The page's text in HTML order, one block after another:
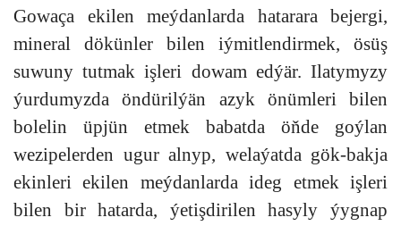
Gowaça ekilen meýdanlarda hatarara bejergi,
mineral dökünler bilen iýmitlendirmek, ösüş
suwuny tutmak işleri dowam edýär. Ilatymyzy
ýurdumyzda öndürilýän azyk önümleri bilen
bolelin üpjün etmek babatda öňde goýlan
wezipelerden ugur alnyp, welaýatda gök-bakja
ekinleri ekilen meýdanlarda ideg etmek işleri
bilen bir hatarda, ýetişdirilen hasyly ýygnap